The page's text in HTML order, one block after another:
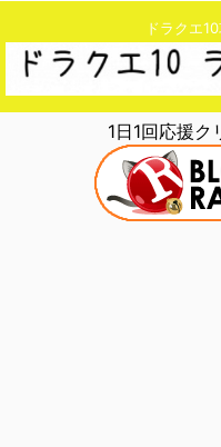
ドラクエ
1日1回応援ク